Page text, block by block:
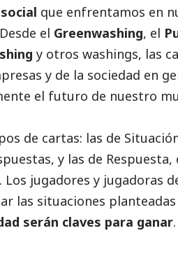
social que enfrentamos en
el Greenwashing, el
y otros washings, las
y de la sociedad en
el futuro de nuestro
de cartas: las de
y las de
Los jugadores y jugadoras
las situaciones
serán claves para ganar.